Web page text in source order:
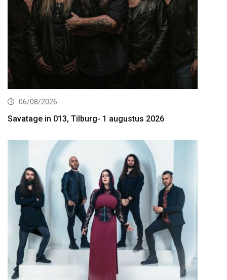
06/08/2026
Savatage in 013, Tilburg- 1 augustus 2026